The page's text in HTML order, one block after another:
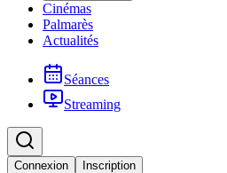
Cinémas
Palmarès
Actualités
Séances
Streaming
Connexion Inscription